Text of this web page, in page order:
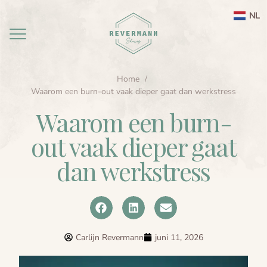
NL
Home
aanbod
Ayahuasca ceremonie weekend Nederland
Leela therapie
Ayahuasca integratie
agenda
Ayahuasca
Ayahuasca informatie
Ayahuasca ceremonie
Home
Waarom een burn-out vaak dieper gaat dan werkstress
Waarom een burn-
out vaak dieper gaat
dan werkstress
Carlijn Revermann juni 11, 2026